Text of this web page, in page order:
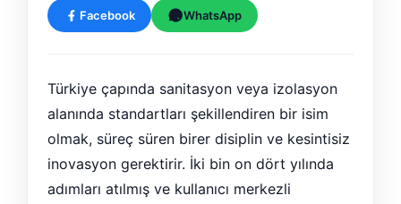
Facebook WhatsApp
Türkiye çapında sanitasyon veya izolasyon
alanında standartları şekillendiren bir isim
olmak, süreç süren birer disiplin ve kesintisiz
inovasyon gerektirir. İki bin on dört yılında
adımları atılmış ve kullanıcı merkezli